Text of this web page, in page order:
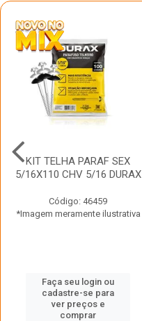
KIT TELHA PARAF SEX
5/16X110 CHV 5/16 DURAX
Código: 46459
*Imagem meramente ilustrativa
Faça seu login ou
cadastre-se para
ver preços e
comprar